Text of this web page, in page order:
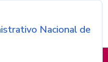
de página
Nacional de